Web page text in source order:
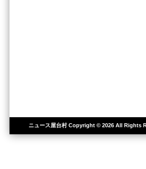
ニュース屋台村Copyright © 2026 All Rights